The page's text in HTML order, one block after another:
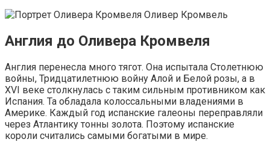
Оливер Кромвель
Англия до Оливера Кромвеля
Англия перенесла много тягот. Она испытала Столетнюю
войны, Тридцатилетнюю войну Алой и Белой розы, а в
XVI веке столкнулась с таким сильным противником как
Испания. Та обладала колоссальными владениями в
Америке. Каждый год испанские галеоны переправляли
через Атлантику тонны золота. Поэтому испанские
короли считались самыми богатыми в мире.